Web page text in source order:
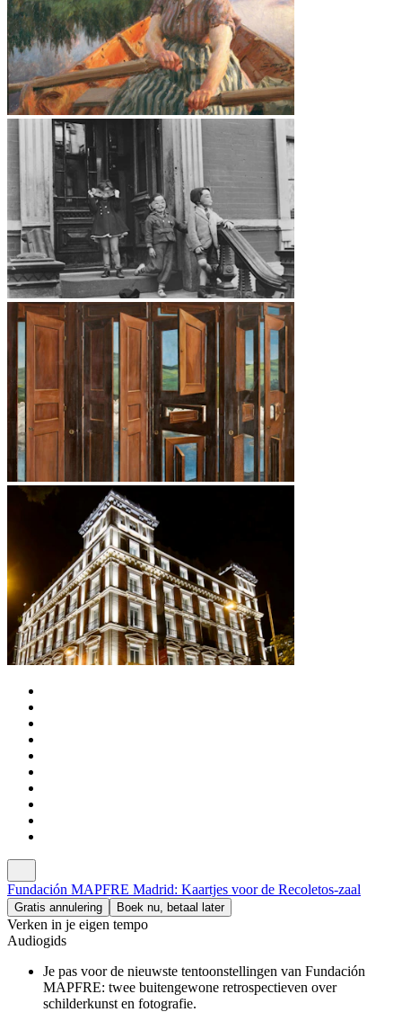
Fundación MAPFRE Madrid: Kaartjes voor de Recoletos-zaal
Gratis annulering Boek nu, betaal later
Verken in je eigen tempo
Audiogids
Je pas voor de nieuwste tentoonstellingen van Fundación
MAPFRE: twee buitengewone retrospectieven over
schilderkunst en fotografie.